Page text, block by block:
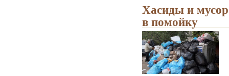
Хасиды и
в помойку